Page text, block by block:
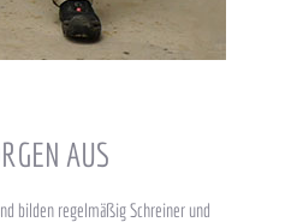
AUS
bilden regelmäßig Schreiner und